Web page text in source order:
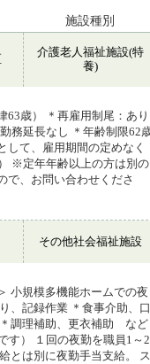
施設種別
介護老人福祉施設(特
養)
63歳） ＊再雇用制尾：あり
務延長なし ＊年齢制限62
て、雇用期間の定めなく
※定年年齢以上の方は別の
で、お問い合わせくださ
その他社会福祉施設
小規模多機能ホームでの夜
、記録作業 ＊食事介助、口
調理補助、更衣補助 など
す） １回の夜勤を職員1～2
とは別に夜勤手当支給。 ス